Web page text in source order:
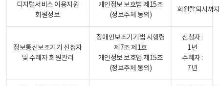
디지털서비스 이용지원
회원정보
개인정보 보호법 제15조
(정보주체 동의)
회원탈퇴시까
정보통신보조기기 신청자
및 수혜자 회원관리
장애인보조기기법 시행령
제7조 제1호
개인정보 보호법 제15조
(정보주체 동의)
신청자 :
1년
수혜자 :
7년